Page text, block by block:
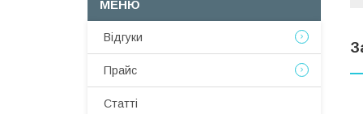
Відгуки
Прайс
Статті